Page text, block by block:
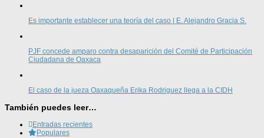
Es importante establecer una teoría del caso | E. Alejandro Gracia S.
PJF concede amparo contra desaparición del Comité de Participación
Ciudadana de Oaxaca
El caso de la jueza Oaxaqueña Erika Rodriguez llega a la CIDH
También puedes leer…
Entradas recientes
Populares